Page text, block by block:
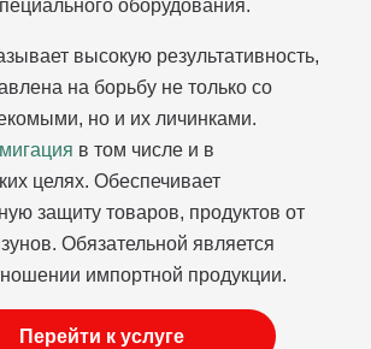
оборудования.
высокую результативность,
на борьбу не только со
но и их личинками.
в том числе и в
целях. Обеспечивает
защиту товаров, продуктов от
Обязательной является
импортной продукции.
Перейти к услуге